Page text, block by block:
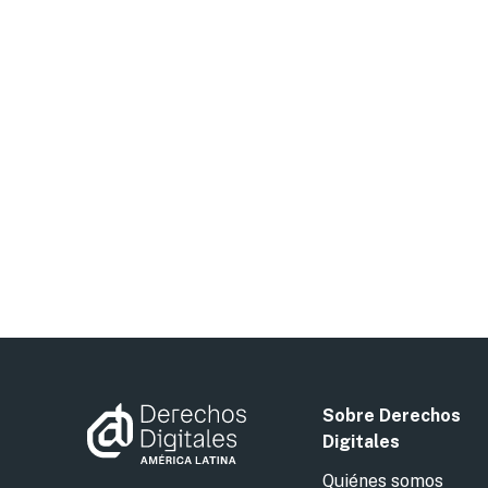
Sobre Derechos
Digitales
Quiénes somos